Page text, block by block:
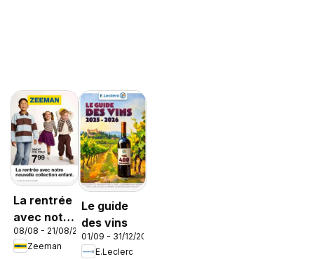
La rentrée
avec notre
nouvelle
collection
08/08 - 21/08/2026
Zeeman
Le guide
des vins
01/09 - 31/12/2026
E.Leclerc